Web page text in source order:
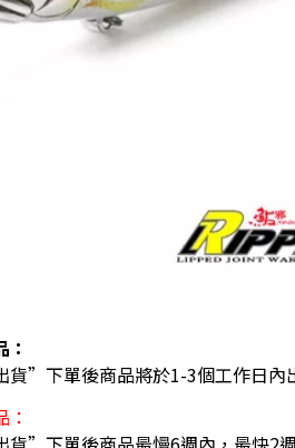
”下單後商品將於1-3個工作日內